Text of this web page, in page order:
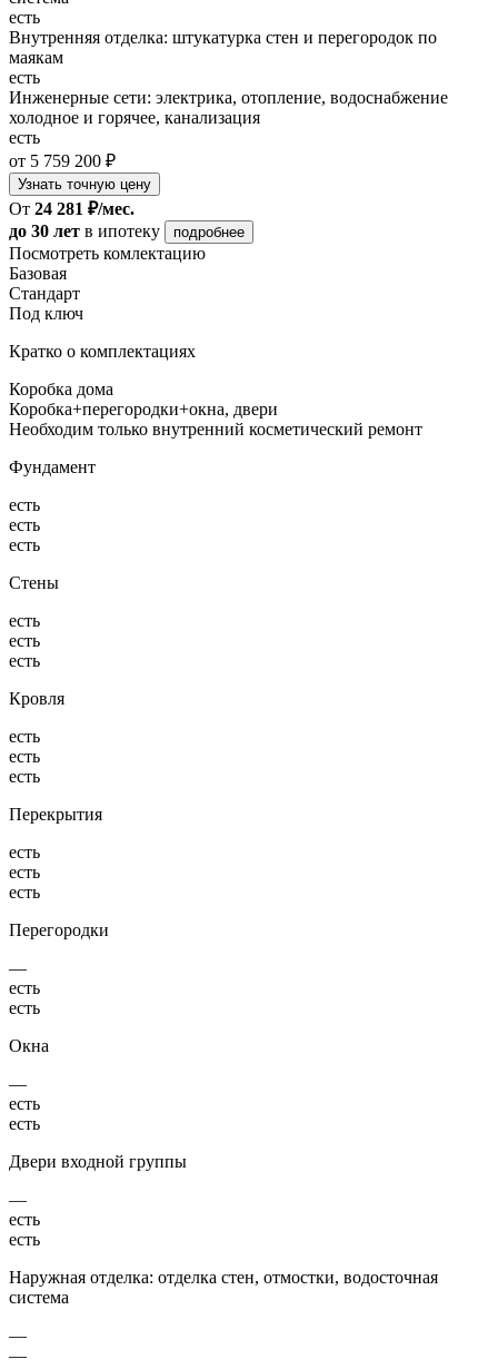
есть
Внутренняя отделка: штукатурка стен и перегородок по
маякам
есть
Инженерные сети: электрика, отопление, водоснабжение
холодное и горячее, канализация
есть
от 5 759 200 ₽
Узнать точную цену
От 24 281 ₽/мес.
до 30 лет в ипотеку подробнее
Посмотреть комлектацию
Базовая
Стандарт
Под ключ
Кратко о комплектациях
Коробка дома
Коробка+перегородки+окна, двери
Необходим только внутренний косметический ремонт
Фундамент
есть
есть
есть
Стены
есть
есть
есть
Кровля
есть
есть
есть
Перекрытия
есть
есть
есть
Перегородки
—
есть
есть
Окна
—
есть
есть
Двери входной группы
—
есть
есть
Наружная отделка: отделка стен, отмостки, водосточная
система
—
—